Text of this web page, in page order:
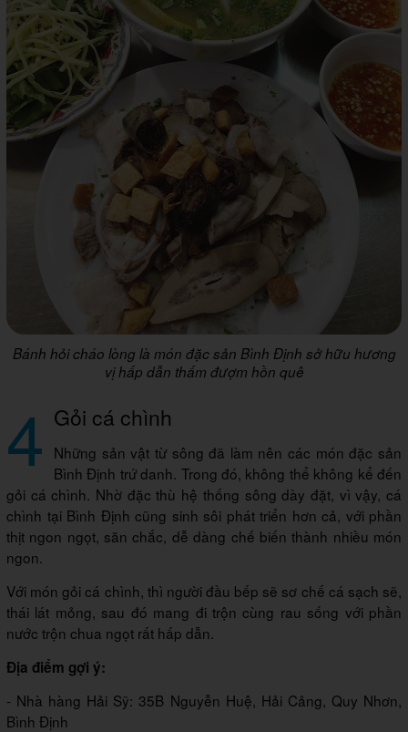
Bánh hỏi cháo lòng là món đặc sản Bình Định sở hữu hương
vị hấp dẫn thấm đượm hồn quê
4 Gỏi cá chình
Những sản vật từ sông đã làm nên các món đặc sản
Bình Định trứ danh. Trong đó, không thể không kể đến
gỏi cá chình. Nhờ đặc thù hệ thống sông dày đặt, vì vậy, cá
chình tại Bình Định cũng sinh sôi phát triển hơn cả, với phần
thịt ngon ngọt, săn chắc, dễ dàng chế biến thành nhiều món
ngon.
Với món gỏi cá chình, thì người đầu bếp sẽ sơ chế cá sạch sẽ,
thái lát mỏng, sau đó mang đi trộn cùng rau sống với phần
nước trộn chua ngọt rất hấp dẫn.
Địa điểm gợi ý:
- Nhà hàng Hải Sỹ: 35B Nguyễn Huệ, Hải Cảng, Quy Nhơn,
Bình Định